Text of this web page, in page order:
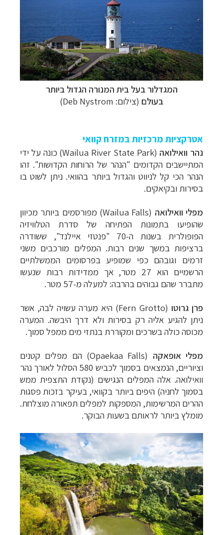
המגדלור בעל בית המנורה הגדול ביותר
בעולם (צילום: Deb Nystrom)
אטרקציות מרכזיות במזרח קוואי
נהר וואילואה (
Wailua River State Park) כונה על ידי
המתיישבים הקדומים "הנהר של הרוחות הקדושות". זהו
הנהר הכי קל לניווט והגדול ביותר בהוואי. ניתן לשוט בו
בסירות ובקיאקים.
מפלי וואילואה (
Wailua Falls) מפורסמים ביותר מכיוון
שהופיעו בתמונות הפתיחה של סדרת הטלוויזיה
הפופולרית בשנות ה-70 "פנטזי איילנד", ששודרה
ברציפות במשך שנים רבות. המפלים מורכבים משני
זרמים וגובהם כפי שמופיע בפרסומים הממשלתיים
הרשמיים הוא 27 מטר, אך ממדידות רבות שנעשו
מתברר שהם גבוהים בהרבה: למעלה מ-57 מטר.
פרן גרוטו (
Fern Grotto) היא מערה עשויה לבה, אשר
ניתן להגיע אליה רק בסירות ולא דרך היבשה. המערה
מכוסה כולה בשרכים ומקוררת בנתזי מים ממפל סמוך.
מפלי אופאקה (
Opaekaa Falls) הם מפלים קטנים
וציוריים, הנמצאים בסמוך לכביש 580 הסלול לאורך נהר
וואילואה. אלה המפלים הנגישים (נקודת התצפית ממש
בסמוך לחניה) היפים ביותר בקוואי, בעיקר בזכות פסגות
ההרים המרשימות, המספקות למפלים תפאורה מוצלחת.
מומלץ ביותר לראותם בשעות הבוקר.